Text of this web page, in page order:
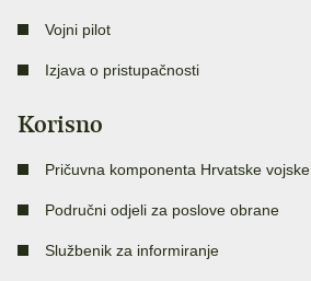
Vojni pilot
Izjava o pristupačnosti
Korisno
Pričuvna komponenta Hrvatske vojske
Područni odjeli za poslove obrane
Službenik za informiranje